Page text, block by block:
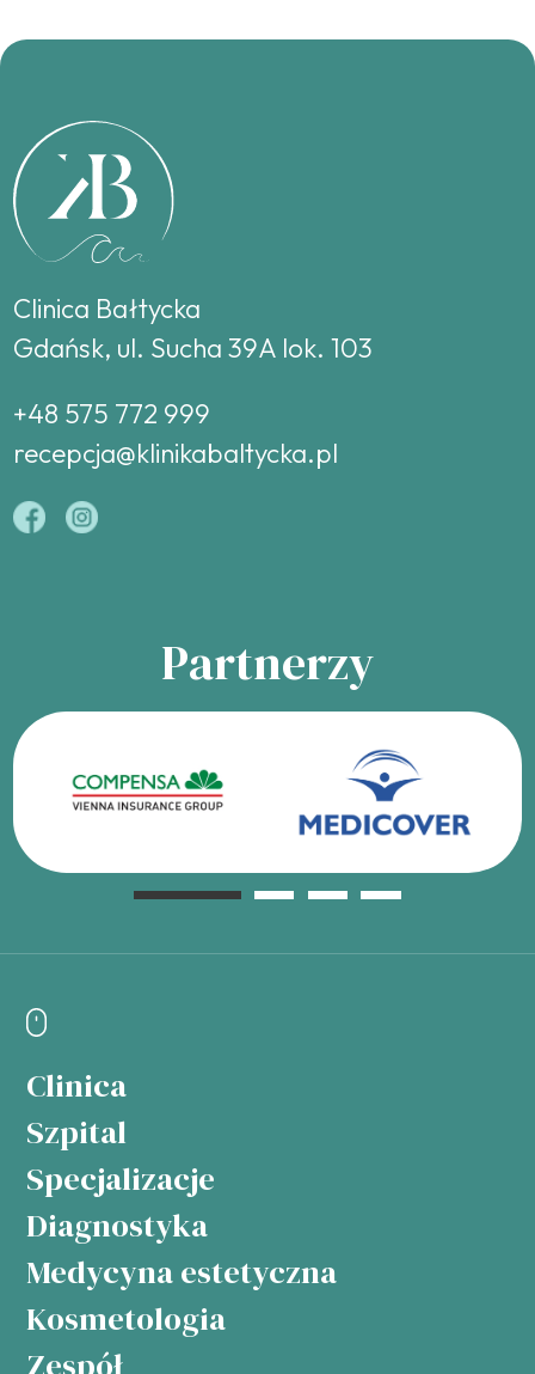
Clinica Bałtycka
Gdańsk, ul. Sucha 39A lok. 103
+48 575 772 999
recepcja@klinikabaltycka.pl
Partnerzy
Clinica
Szpital
Specjalizacje
Diagnostyka
Medycyna estetyczna
Kosmetologia